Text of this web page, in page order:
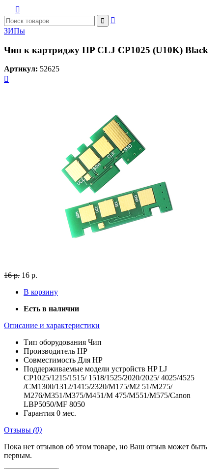



ЗИПы
Чип к картриджу HP CLJ CP1025 (U10K) Black
Артикул: 52625

16 р. 16 р.
В корзину
Есть в наличии
Описание и характеристики
Тип оборудования Чип
Производитель HP
Совместимость Для HP
Поддерживаемые модели устройств HP LJ
CP1025/1215/1515/ 1518/1525/2020/2025/ 4025/4525
/CM1300/1312/1415/2320/M175/M2 51/M275/
M276/M351/M375/M451/M 475/M551/M575/Canon
LBP5050/MF 8050
Гарантия 0 мес.
Отзывы (0)
Пока нет отзывов об этом товаре, но Ваш отзыв может быть
первым.